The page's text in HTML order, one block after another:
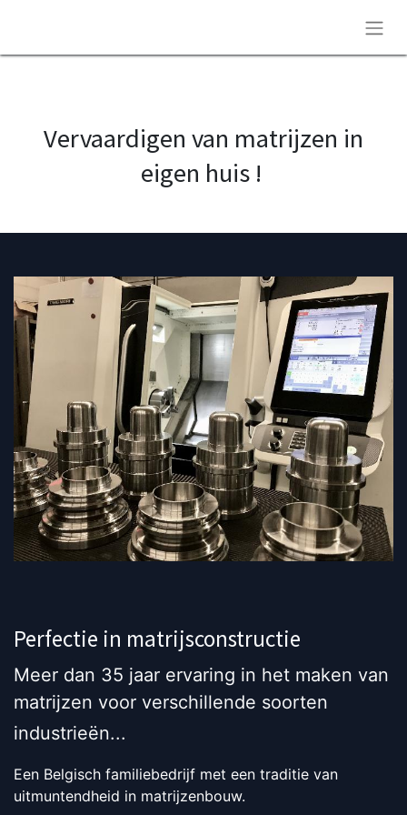
Vervaardigen van matrijzen in
eigen huis !
Perfectie in matrijsconstructie
Meer dan 35 jaar ervaring in het maken van
matrijzen voor verschillende soorten
industrieën...
Een Belgisch familiebedrijf met een traditie van
uitmuntendheid in matrijzenbouw.